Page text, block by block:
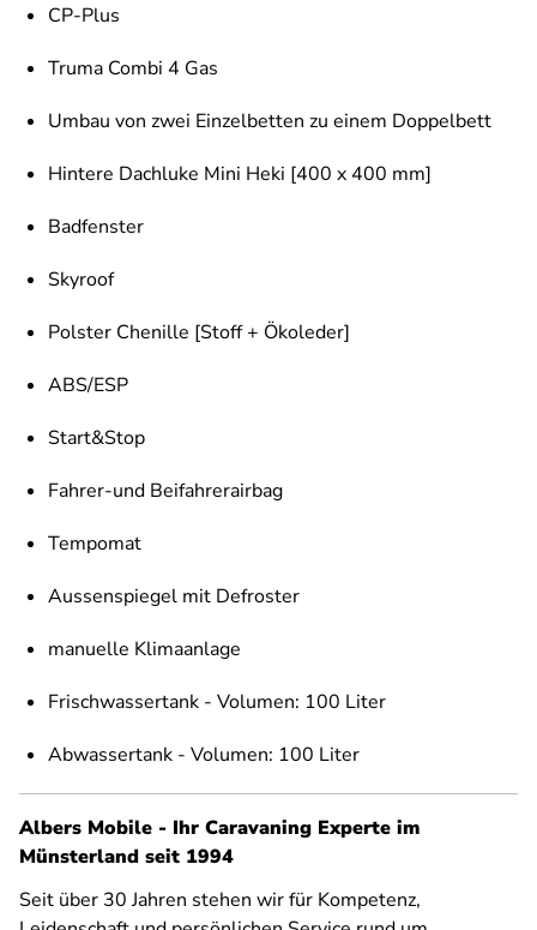
CP-Plus
Truma Combi 4 Gas
Umbau von zwei Einzelbetten zu einem Doppelbett
Hintere Dachluke Mini Heki [400 x 400 mm]
Badfenster
Skyroof
Polster Chenille [Stoff + Ökoleder]
ABS/ESP
Start&Stop
Fahrer-und Beifahrerairbag
Tempomat
Aussenspiegel mit Defroster
manuelle Klimaanlage
Frischwassertank - Volumen: 100 Liter
Abwassertank - Volumen: 100 Liter
Albers Mobile - Ihr Caravaning Experte im
Münsterland seit 1994
Seit über 30 Jahren stehen wir für Kompetenz,